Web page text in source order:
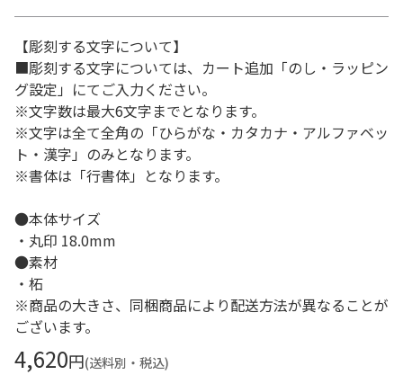
【彫刻する文字について】
■彫刻する文字については、カート追加「のし・ラッピン
グ設定」にてご入力ください。
※文字数は最大6文字までとなります。
※文字は全て全角の「ひらがな・カタカナ・アルファベッ
ト・漢字」のみとなります。
※書体は「行書体」となります。
●本体サイズ
・丸印 18.0mm
●素材
・柘
※商品の大きさ、同梱商品により配送方法が異なることが
ございます。
4,620円(送料別・税込)